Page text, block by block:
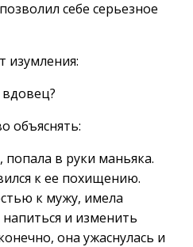
себе серьезное
изумления:
объяснять:
в руки маньяка.
к ее похищению.
к мужу, имела
и изменить
она ужаснулась и